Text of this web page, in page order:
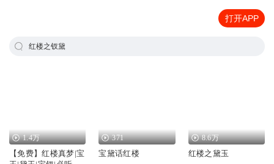
打开APP
红楼之钗黛
1.4万
【免费】红楼真梦|宝
371
宝黛话红楼
8.6万
红楼之黛玉